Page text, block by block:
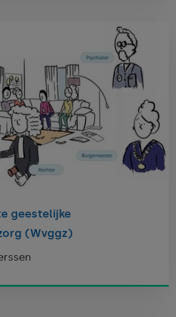
geestelijke
(Wvggz)